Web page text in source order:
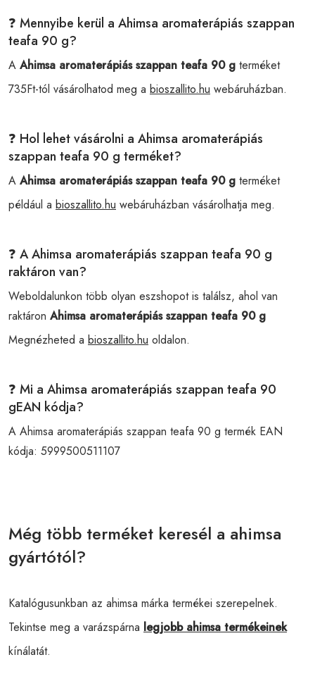
❓ Mennyibe kerül a Ahimsa aromaterápiás szappan
teafa 90 g?
A Ahimsa aromaterápiás szappan teafa 90 g terméket
735Ft-tól vásárolhatod meg a bioszallito.hu webáruházban.
❓ Hol lehet vásárolni a Ahimsa aromaterápiás
szappan teafa 90 g terméket?
A Ahimsa aromaterápiás szappan teafa 90 g terméket
például a bioszallito.hu webáruházban vásárolhatja meg.
❓ A Ahimsa aromaterápiás szappan teafa 90 g
raktáron van?
Weboldalunkon több olyan eszshopot is találsz, ahol van
raktáron Ahimsa aromaterápiás szappan teafa 90 g
Megnézheted a bioszallito.hu oldalon.
❓ Mi a Ahimsa aromaterápiás szappan teafa 90
gEAN kódja?
A Ahimsa aromaterápiás szappan teafa 90 g termék EAN
kódja: 5999500511107
Még több terméket keresél a ahimsa
gyártótól?
Katalógusunkban az ahimsa márka termékei szerepelnek.
Tekintse meg a varázspárna legjobb ahimsa termékeinek
kínálatát.